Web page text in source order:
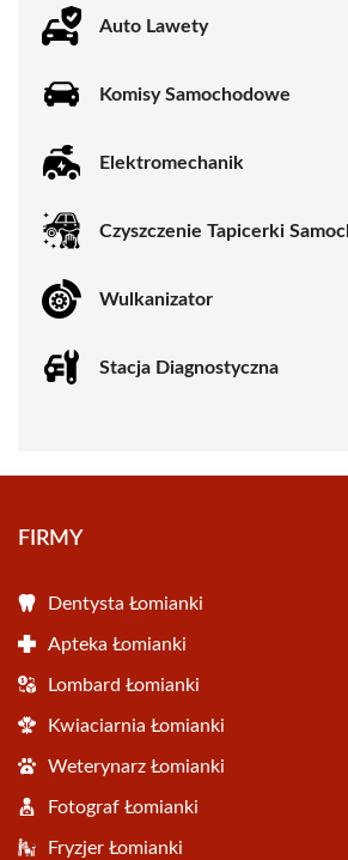
Auto Lawety
Komisy Samochodowe
Elektromechanik
Czyszczenie Tapicerki
Wulkanizator
Stacja Diagnostyczna
FIRMY
Dentysta Łomianki
Apteka Łomianki
Lombard Łomianki
Kwiaciarnia Łomianki
Weterynarz Łomianki
Fotograf Łomianki
Fryzjer Łomianki